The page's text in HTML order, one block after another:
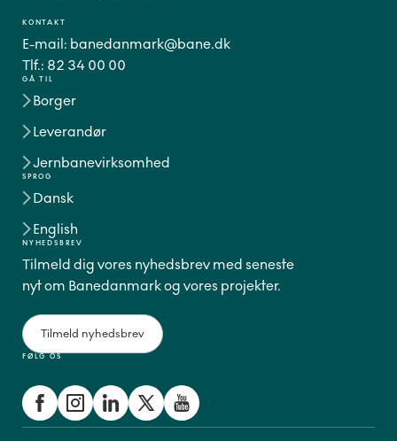
GÅ TIL
Borger
Leverandør
Jernbanevirksomhed
SPROG
Dansk
English
FØLG OS
KONTAKT
E-mail: banedanmark@bane.dk
Tlf.: 82 34 00 00
NYHEDSBREV
Tilmeld dig vores nyhedsbrev med seneste
nyt om Banedanmark og vores projekter.
Tilmeld nyhedsbrev